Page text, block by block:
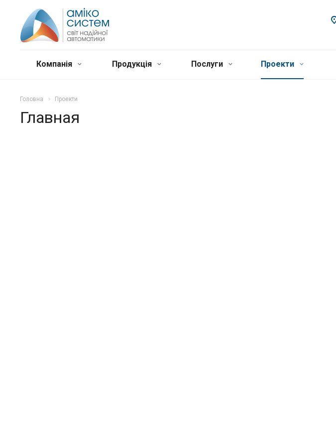
Компанія Продукція Послуги Проекти
Головна Проекти
Главная